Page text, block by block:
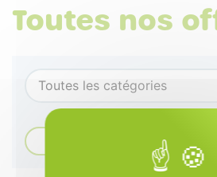
Toutes nos